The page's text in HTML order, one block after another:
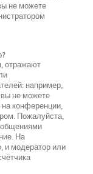
не можете
отражают
например,
не можете
конференции,
Пожалуйста,
На
и модератор или